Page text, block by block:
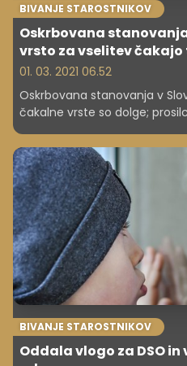
BIVANJE STAROSTNIKOV
Oskrbovana
vrsto za vselitev čakajo
01. 03. 2021 06.52
Oskrbovana stanovanja v
čakalne vrste so dolge;
števila – ponekod že gradijo,
voljo nova.
BIVANJE STAROSTNIKOV
Oddala vlogo za DSO